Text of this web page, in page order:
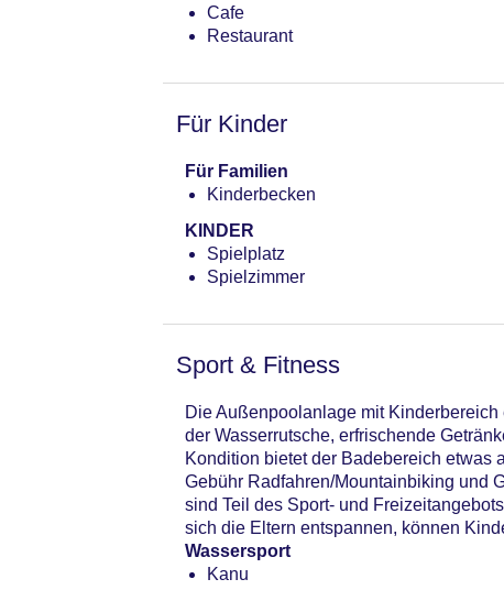
Cafe
Restaurant
Für Kinder
Für Familien
Kinderbecken
KINDER
Spielplatz
Spielzimmer
Sport & Fitness
Die Außenpoolanlage mit
der Wasserrutsche, erfrischende
Kondition bietet der Badebereich etwas
Gebühr Radfahren/Mountainbiking und
sind Teil des Sport- und
sich die Eltern entspannen, können
Wassersport
Kanu